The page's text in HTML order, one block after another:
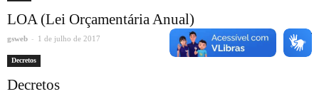
LOA (Lei Orçamentária Anual)
gsweb - 1 de julho de 2017
Decretos
Decretos